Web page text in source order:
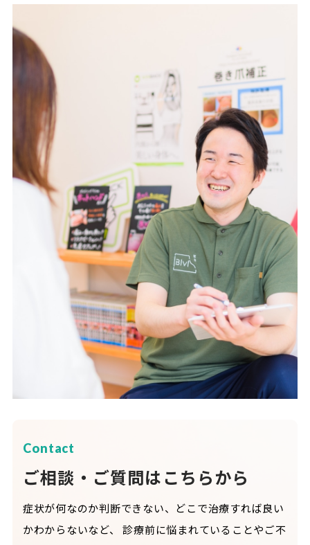
Contact
ご相談・ご質問はこちらから
症状が何なのか判断できない、どこで治療すれば良い
かわからないなど、
診療前に悩まれていることやご不